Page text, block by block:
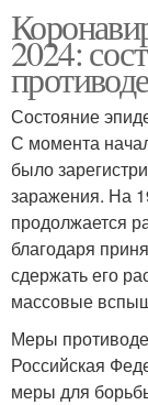
2024:
Состояние
С момента
было
заражения. На
продолжается
благодаря
сдержать его
массовые
Меры
Российская
меры для